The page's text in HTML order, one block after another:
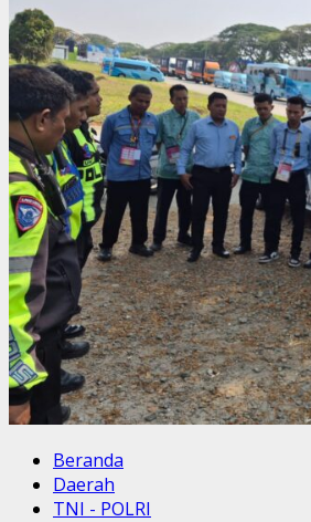
Beranda
Daerah
TNI - POLRI